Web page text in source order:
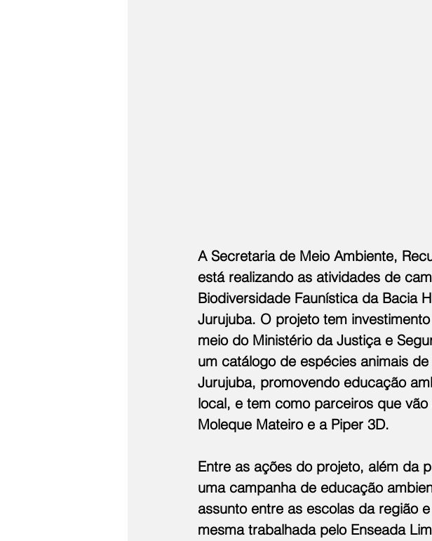
A Secretaria de Meio Ambiente,
está realizando as atividades de
Biodiversidade Faunística da Bacia
Jurujuba. O projeto tem
meio do Ministério da Justiça e
um catálogo de espécies animais
Jurujuba, promovendo educação
local, e tem como parceiros que
Moleque Mateiro e a Piper 3D.
Entre as ações do projeto, além da
uma campanha de educação
assunto entre as escolas da região
mesma trabalhada pelo Enseada